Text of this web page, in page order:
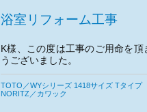
浴室リフォーム工事
M様、この度は工事のご用命を頂
うございました。
TOTO／WYシリーズ 1116サイズ Tタイプ